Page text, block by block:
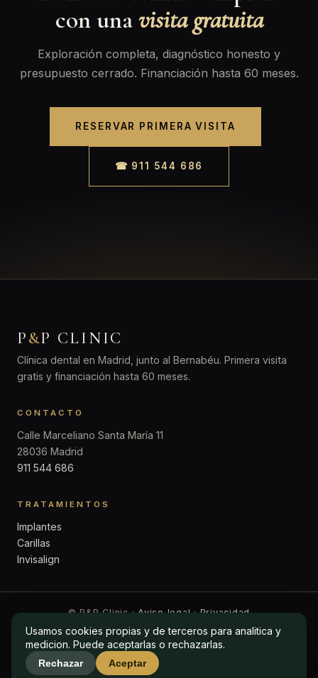
con unavisita gratuita
Exploración completa, diagnóstico honesto y
presupuesto cerrado. Financiación hasta 60 meses.
RESERVAR PRIMERA VISITA
☎ 911 544 686
P&P CLINIC
Clínica dental en Madrid, junto al Bernabéu. Primera visita
gratis y financiación hasta 60 meses.
CONTACTO
Calle Marceliano Santa María 11
28036 Madrid
911 544 686
TRATAMIENTOS
Implantes
Carillas
Invisalign
© P&P Clinic ·Aviso legal·Privacidad
Usamos cookies propias y de terceros para analitica y
medicion. Puede aceptarlas o rechazarlas.
Rechazar Aceptar
Usamos cookies propias y de terceros para analitica y
medicion. Puede aceptarlas o rechazarlas.
Rechazar Aceptar